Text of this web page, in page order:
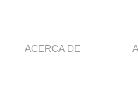
ACERCA DE